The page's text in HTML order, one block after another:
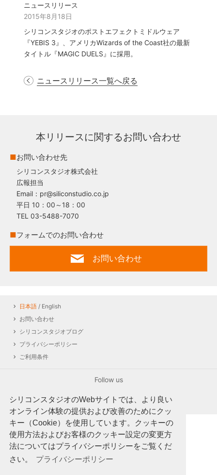
シリコンスタジオのWebサイトでは、より良い
オンライン体験の提供および改善のためにクッ
キー（Cookie）を使用しています。クッキーの
使用方法およびお客様のクッキー設定の変更方
法についてはプライバシーポリシーをご覧くだ
さい。
プライバシーポリシー
ニュースリリース
2015年8月18日
シリコンスタジオのポストエフェクトミドルウェア
『YEBIS 3』、アメリカWizards of the Coast社の最新
タイトル『MAGIC DUELS』に採用。
ニュースリリース一覧へ戻る
本リリースに関するお問い合わせ
■お問い合わせ先
シリコンスタジオ株式会社
広報担当
Email：pr@siliconstudio.co.jp
平日 10：00～18：00
TEL 03-5488-7070
■フォームでのお問い合わせ
お問い合わせ
日本語 / English
お問い合わせ
シリコンスタジオブログ
プライバシーポリシー
ご利用条件
Follow us
©Silicon Studio Corp., all rights reserved.